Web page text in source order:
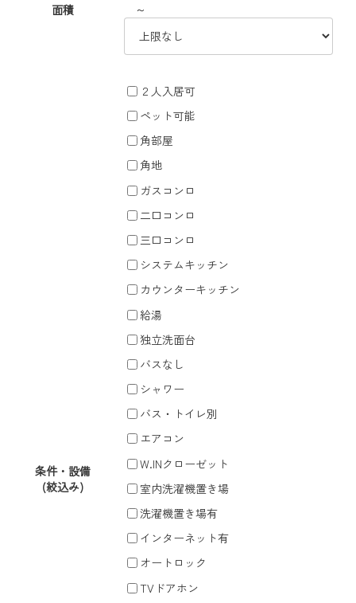
面積 ～
条件・設備
(絞込み)
２人入居可
ペット可能
角部屋
角地
ガスコンロ
二口コンロ
三口コンロ
システムキッチン
カウンターキッチン
給湯
独立洗面台
バスなし
シャワー
バス・トイレ別
エアコン
W.INクローゼット
室内洗濯機置き場
洗濯機置き場有
インターネット有
オートロック
TVドアホン